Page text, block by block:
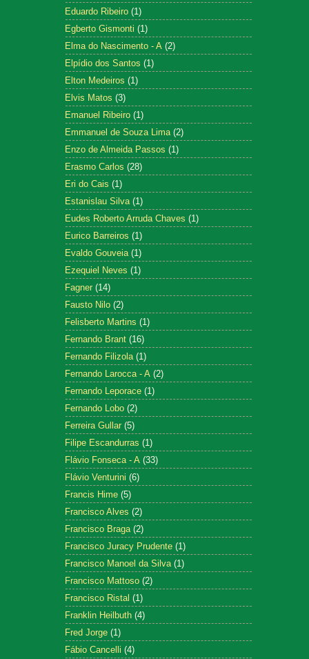
Eduardo Ribeiro (1)
Egberto Gismonti (1)
Elma do Nascimento - A (2)
Elpídio dos Santos (1)
Elton Medeiros (1)
Elvis Matos (3)
Emanuel Ribeiro (1)
Emmanuel de Souza Lima (2)
Enzo de Almeida Passos (1)
Erasmo Carlos (28)
Eri do Cais (1)
Estanislau Silva (1)
Eudes Roberto Arruda Chaves (1)
Eurico Barreiros (1)
Evaldo Gouveia (1)
Ezequiel Neves (1)
Fagner (14)
Fausto Nilo (2)
Felisberto Martins (1)
Fernando Brant (16)
Fernando Filizola (1)
Fernando Larocca - A (2)
Fernando Leporace (1)
Fernando Lobo (2)
Ferreira Gullar (5)
Filipe Escandurras (1)
Flávio Fonseca - A (33)
Flávio Venturini (6)
Francis Hime (5)
Francisco Alves (2)
Francisco Braga (2)
Francisco Juracy Prudente (1)
Francisco Manoel da Silva (1)
Francisco Mattoso (2)
Francisco Ristal (1)
Franklin Heilbuth (4)
Fred Jorge (1)
Fábio Cancelli (4)